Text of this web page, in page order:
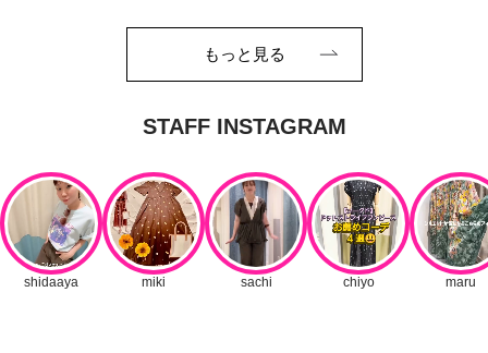
もっと見る